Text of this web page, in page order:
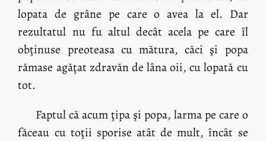
lopata de grâne pe care o avea la el. Dar
rezultatul nu fu altul decât acela pe care îl
obţinuse preoteasa cu mătura, căci şi popa
rămase agăţat zdravăn de lâna oii, cu lopată cu
tot.
Faptul că acum ţipa şi popa, larma pe care o
făceau cu toţii sporise atât de mult, încât se